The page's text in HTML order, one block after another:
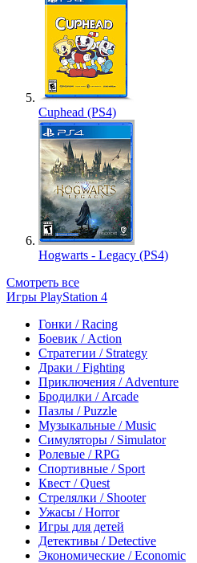
Cuphead (PS4)
Hogwarts - Legacy (PS4)
Смотреть все
Игры PlayStation 4
Гонки / Racing
Боевик / Action
Стратегии / Strategy
Драки / Fighting
Приключения / Adventure
Бродилки / Arcade
Пазлы / Puzzle
Музыкальные / Music
Симуляторы / Simulator
Ролевые / RPG
Спортивные / Sport
Квест / Quest
Стрелялки / Shooter
Ужасы / Horror
Игры для детей
Детективы / Detective
Экономические / Economic